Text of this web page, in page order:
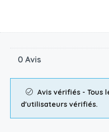
0 Avis
Avis vérifiés - Tous
d'utilisateurs vérifiés.